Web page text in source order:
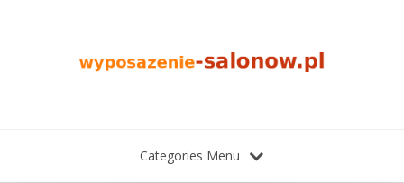
Categories Menu